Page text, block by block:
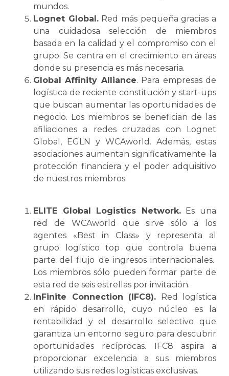
mundos.
Lognet Global.Red más pequeña gracias a
una cuidadosa selección de miembros
basada en la calidad y el compromiso con el
grupo.Se centra en el crecimiento en áreas
donde su presencia es más necesaria.
Global Affinity Alliance. Para empresas de
logística de reciente constitución y start-ups
que buscan aumentar las oportunidades de
negocio. Los miembros se benefician de las
afiliaciones a redes cruzadas con Lognet
Global, EGLN y WCAworld. Además, estas
asociaciones aumentan significativamente la
protección financiera y el poder adquisitivo
de nuestros miembros.
ELITE Global Logistics Network.Es una
red de WCAworld que sirve sólo a los
agentes «Best in Class» y representa al
grupo logístico top que controla buena
parte del flujo de ingresos internacionales.
Los miembros sólo pueden formar parte de
esta red de seis estrellas por invitación.
InFinite Connection (IFC8). Red
logística
en rápido desarrollo, cuyo núcleo es la
rentabilidad y el desarrollo selectivo que
garantiza un entorno seguro para descubrir
oportunidades recíprocas. IFC8 aspira a
proporcionar excelencia a sus miembros
utilizando sus redes logísticas exclusivas.